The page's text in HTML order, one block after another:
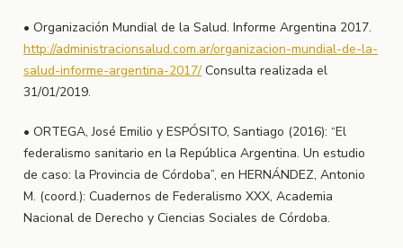
• Organización Mundial de la Salud. Informe Argentina 2017.
http://administracionsalud.com.ar/organizacion-mundial-de-la-
salud-informe-argentina-2017/Consulta realizada el
31/01/2019.
• ORTEGA, José Emilio y ESPÓSITO, Santiago (2016): “El
federalismo sanitario en la República Argentina. Un estudio
de caso: la Provincia de Córdoba”, en HERNÁNDEZ, Antonio
M. (coord.): Cuadernos de Federalismo XXX, Academia
Nacional de Derecho y Ciencias Sociales de Córdoba.